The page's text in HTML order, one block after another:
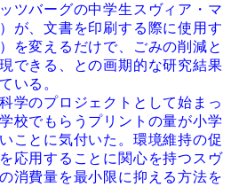
ツバーグの中学生スヴィア・マ
が、文書を印刷する際に使用す
を変えるだけで、ごみの削減と
できる、との画期的な研究結果
いる。
学のプロジェクトとして始まっ
校でもらうプリントの量が小学
ことに気付いた。環境維持の促
応用することに関心を持つスヴ
消費量を最小限に抑える方法を